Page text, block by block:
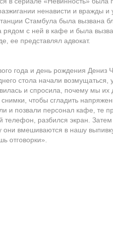
ненависти и вражды и
Стамбула была вызвана
с ней в кафе и была
ее представлял адвокат.
года и день рождения Дениз
стола начали возмущаться,
и спросила, почему мы их
чтобы сгладить
и позвали персонал кафе, те
разбился экран.
вмешиваются в нашу
отговорки».